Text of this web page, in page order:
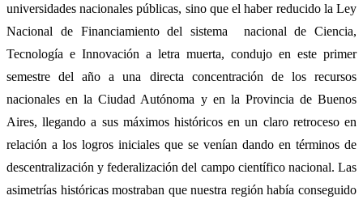
universidades nacionales públicas, sino que el haber reducido la Ley
Nacional de Financiamiento del sistema nacional de Ciencia,
Tecnología e Innovación a letra muerta, condujo en este primer
semestre del año a una directa concentración de los recursos
nacionales en la Ciudad Autónoma y en la Provincia de Buenos
Aires, llegando a sus máximos históricos en un claro retroceso en
relación a los logros iniciales que se venían dando en términos de
descentralización y federalización del campo científico nacional. Las
asimetrías históricas mostraban que nuestra región había conseguido